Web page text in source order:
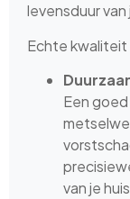
levensduur
Echte kwaliteit
Een
van je